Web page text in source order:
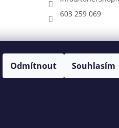
Odmítnout Souhlasím
603 259 069